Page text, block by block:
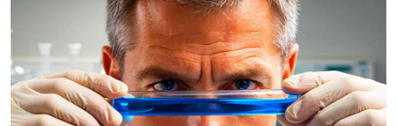
dilaporkan mencecah sehingga AS$3,000
(RM12, 172), manakala peminat perlu
membelanjakan sehingga AS$5,000
(RM20,287) untuk mengikuti pasukan
mereka sepanjang kejohanan.